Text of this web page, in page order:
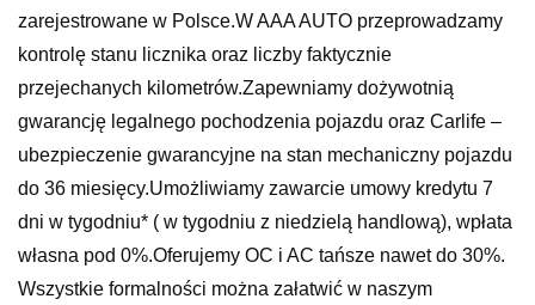
zarejestrowane w Polsce.W AAA AUTO przeprowadzamy
kontrolę stanu licznika oraz liczby faktycznie
przejechanych kilometrów.Zapewniamy dożywotnią
gwarancję legalnego pochodzenia pojazdu oraz Carlife –
ubezpieczenie gwarancyjne na stan mechaniczny pojazdu
do 36 miesięcy.Umożliwiamy zawarcie umowy kredytu 7
dni w tygodniu* ( w tygodniu z niedzielą handlową), wpłata
własna pod 0%.Oferujemy OC i AC tańsze nawet do 30%.
Wszystkie formalności można załatwić w naszym